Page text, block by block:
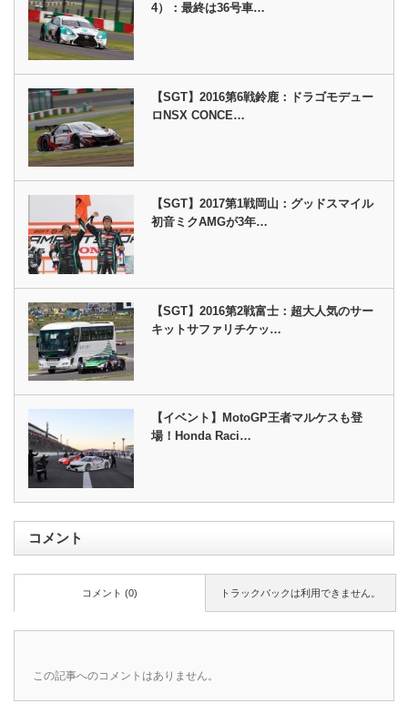
4）：最終は36号車…
【SGT】2016第6戦鈴鹿：ドラゴモデュー
ロNSX CONCE…
【SGT】2017第1戦岡山：グッドスマイル
初音ミクAMGが3年…
【SGT】2016第2戦富士：超大人気のサー
キットサファリチケッ…
【イベント】MotoGP王者マルケスも登
場！Honda Raci…
コメント
トラックバックは利用できません。
コメント (0)
この記事へのコメントはありません。